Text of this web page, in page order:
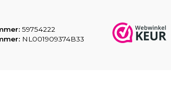
59754222
NL001909374B33